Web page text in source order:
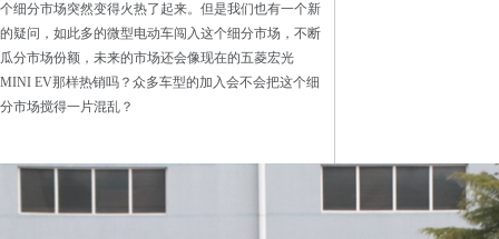
个细分市场突然变得火热了起来。但是我们也有一个新
的疑问，如此多的微型电动车闯入这个细分市场，不断
瓜分市场份额，未来的市场还会像现在的五菱宏光
MINI EV那样热销吗？众多车型的加入会不会把这个细
分市场搅得一片混乱？